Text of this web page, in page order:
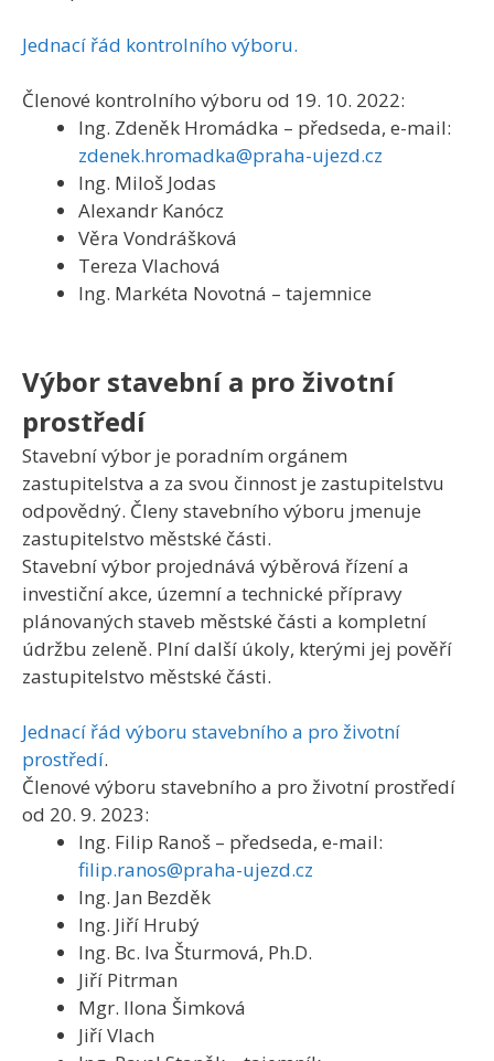
Jednací řád kontrolního výboru.
Členové kontrolního výboru od 19. 10. 2022:
Ing. Zdeněk Hromádka – předseda, e-mail:
zdenek.hromadka@praha-ujezd.cz
Ing. Miloš Jodas
Alexandr Kanócz
Věra Vondrášková
Tereza Vlachová
Ing. Markéta Novotná – tajemnice
Výbor stavební a pro životní
prostředí
Stavební výbor je poradním orgánem
zastupitelstva a za svou činnost je zastupitelstvu
odpovědný. Členy stavebního výboru jmenuje
zastupitelstvo městské části.
Stavební výbor projednává výběrová řízení a
investiční akce, územní a technické přípravy
plánovaných staveb městské části a kompletní
údržbu zeleně. Plní další úkoly, kterými jej pověří
zastupitelstvo městské části.
Jednací řád výboru stavebního a pro životní
prostředí.
Členové výboru stavebního a pro životní prostředí
od 20. 9. 2023:
Ing. Filip Ranoš – předseda, e-mail:
filip.ranos@praha-ujezd.cz
Ing. Jan Bezděk
Ing. Jiří Hrubý
Ing. Bc. Iva Šturmová, Ph.D.
Jiří Pitrman
Mgr. Ilona Šimková
Jiří Vlach